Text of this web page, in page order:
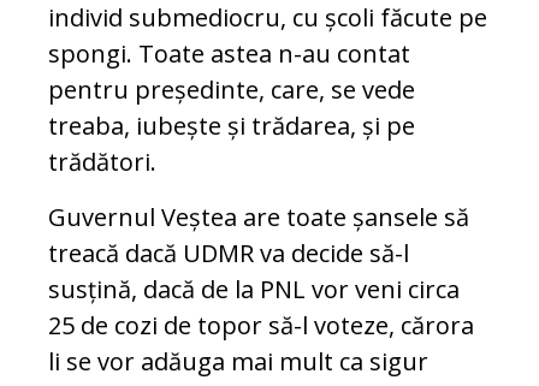
individ submediocru, cu școli făcute pe
spongi. Toate astea n-au contat
pentru președinte, care, se vede
treaba, iubește și trădarea, și pe
trădători.
Guvernul Veștea are toate șansele să
treacă dacă UDMR va decide să-l
susțină, dacă de la PNL vor veni circa
25 de cozi de topor să-l voteze, cărora
li se vor adăuga mai mult ca sigur